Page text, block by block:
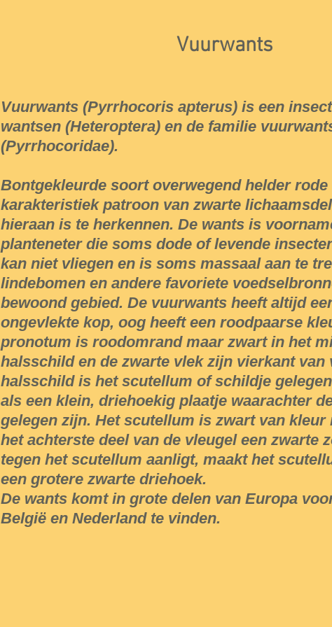
Vuurwants
Vuurwants (Pyrrhocoris apterus) is een
wantsen (Heteroptera) en de familie
(Pyrrhocoridae).
Bontgekleurde soort overwegend helder
karakteristiek patroon van zwarte
hieraan is te herkennen. De wants is
planteneter die soms dode of levende
kan niet vliegen en is soms massaal aan te
lindebomen en andere favoriete
bewoond gebied. De vuurwants heeft altijd
ongevlekte kop, oog heeft een roodpaarse
pronotum is roodomrand maar zwart in het
halsschild en de zwarte vlek zijn vierkant van
halsschild is het scutellum of schildje
als een klein, driehoekig plaatje waarachter
gelegen zijn. Het scutellum is zwart van kleur
het achterste deel van de vleugel een zwarte
tegen het scutellum aanligt, maakt het
een grotere zwarte driehoek.
De wants komt in grote delen van Europa
België en Nederland te vinden.